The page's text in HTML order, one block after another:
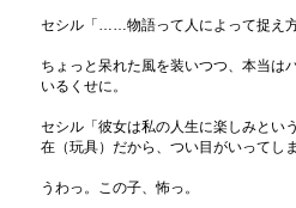
セシル「……物語って人によって捉え方
ちょっと呆れた風を装いつつ、本当は
いるくせに。
セシル「彼女は私の人生に楽しみとい
在（玩具）だから、つい目がいってし
うわっ。この子、怖っ。